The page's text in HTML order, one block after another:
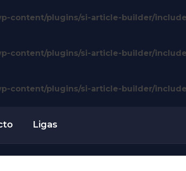
content/plugins/si-article-builder/
content/plugins/si-article-builder/
content/plugins/si-article-builder/
Ligas